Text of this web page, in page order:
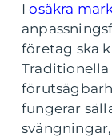
Iosäkra
företag ska
fungerar